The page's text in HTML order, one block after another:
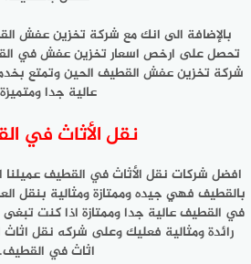
بالإضافة الى انك مع شركة تخزين عفش
تحصل على ارخص اسعار تخزين عفش في
شركة تخزين عفش القطيف الحين وتمتع
عالية جدا
نقل الأثاث في
افضل شركات نقل الأثاث في القطيف
بالقطيف فهي جيده وممتازة ومثالية بنقل
في القطيف عالية جدا وممتازة اذا كنت
رائدة ومثالية فعليك وعلى شركه نقل
اثاث في القطيف.